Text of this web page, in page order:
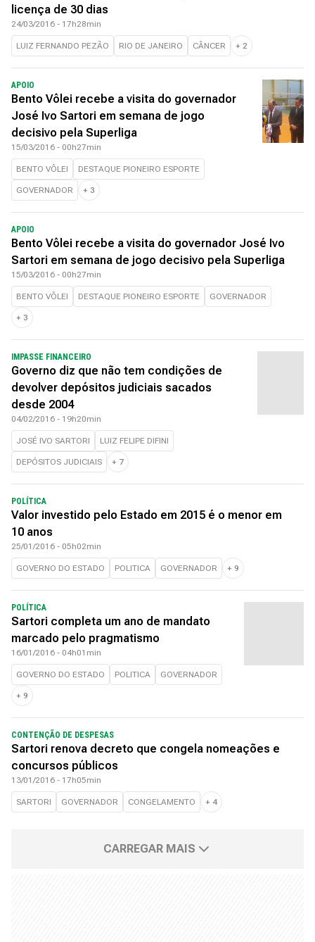
licença de 30 dias
24/03/2016 - 17h28min
LUIZ FERNANDO PEZÃO RIO DE JANEIRO CÂNCER + 2
APOIO
Bento Vôlei recebe a visita do governador
José Ivo Sartori em semana de jogo
decisivo pela Superliga
15/03/2016 - 00h27min
BENTO VÔLEI DESTAQUE PIONEIRO ESPORTE
GOVERNADOR + 3
APOIO
Bento Vôlei recebe a visita do governador José Ivo
Sartori em semana de jogo decisivo pela Superliga
15/03/2016 - 00h27min
BENTO VÔLEI DESTAQUE PIONEIRO ESPORTE GOVERNADOR
+ 3
IMPASSE FINANCEIRO
Governo diz que não tem condições de
devolver depósitos judiciais sacados
desde 2004
04/02/2016 - 19h20min
JOSÉ IVO SARTORI LUIZ FELIPE DIFINI
DEPÓSITOS JUDICIAIS + 7
POLÍTICA
Valor investido pelo Estado em 2015 é o menor em
10 anos
25/01/2016 - 05h02min
GOVERNO DO ESTADO POLITICA GOVERNADOR + 9
POLÍTICA
Sartori completa um ano de mandato
marcado pelo pragmatismo
16/01/2016 - 04h01min
GOVERNO DO ESTADO POLITICA GOVERNADOR
+ 9
CONTENÇÃO DE DESPESAS
Sartori renova decreto que congela nomeações e
concursos públicos
13/01/2016 - 17h05min
SARTORI GOVERNADOR CONGELAMENTO + 4
CARREGAR MAIS